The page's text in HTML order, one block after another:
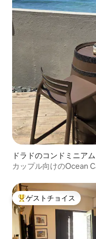
ドラドのコンドミニアム
カップル向けのOcean
大好評のゲストチョイス
ゲストチョイス